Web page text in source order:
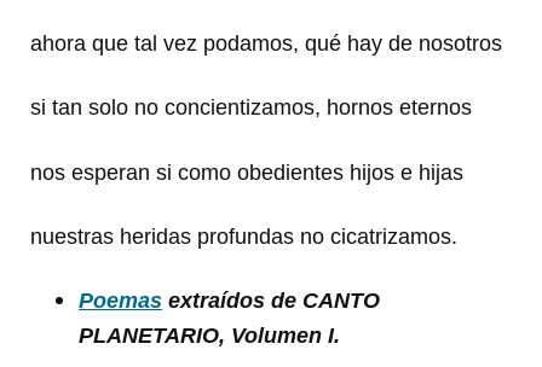
ahora que tal vez podamos, qué hay de nosotros
si tan solo no concientizamos, hornos eternos
nos esperan si como obedientes hijos e hijas
nuestras heridas profundas no cicatrizamos.
Poemas extraídos de CANTO
PLANETARIO, Volumen I.